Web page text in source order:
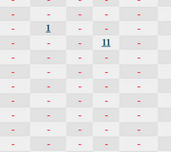
- - - -
-
- 1 - -
-
- - - 11
-
- - - -
-
- - - -
-
- - - -
-
- - - -
-
- - - -
-
- - - -
-
- - - -
-